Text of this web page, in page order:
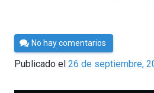
Por
Cultura
Cientifica
No hay comentarios
Publicado el 26 de septiembre,